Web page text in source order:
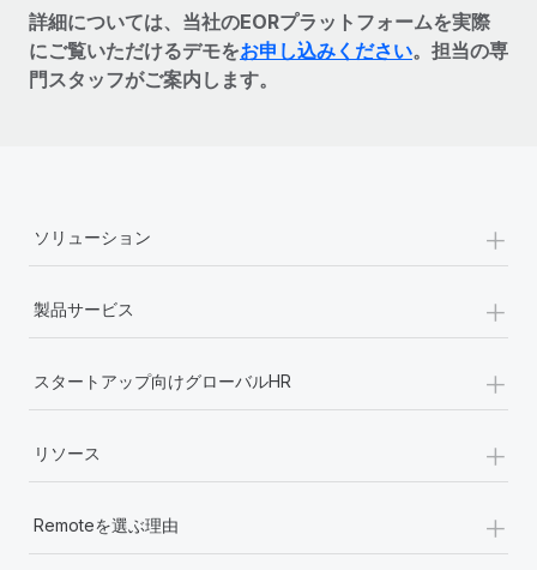
詳細については、当社のEORプラットフォームを実際
にご覧いただけるデモをお申し込みください。担当の専
門スタッフがご案内します。
ソリューション +
製品サービス +
スタートアップ向けグローバルHR +
リソース +
Remoteを選ぶ理由 +